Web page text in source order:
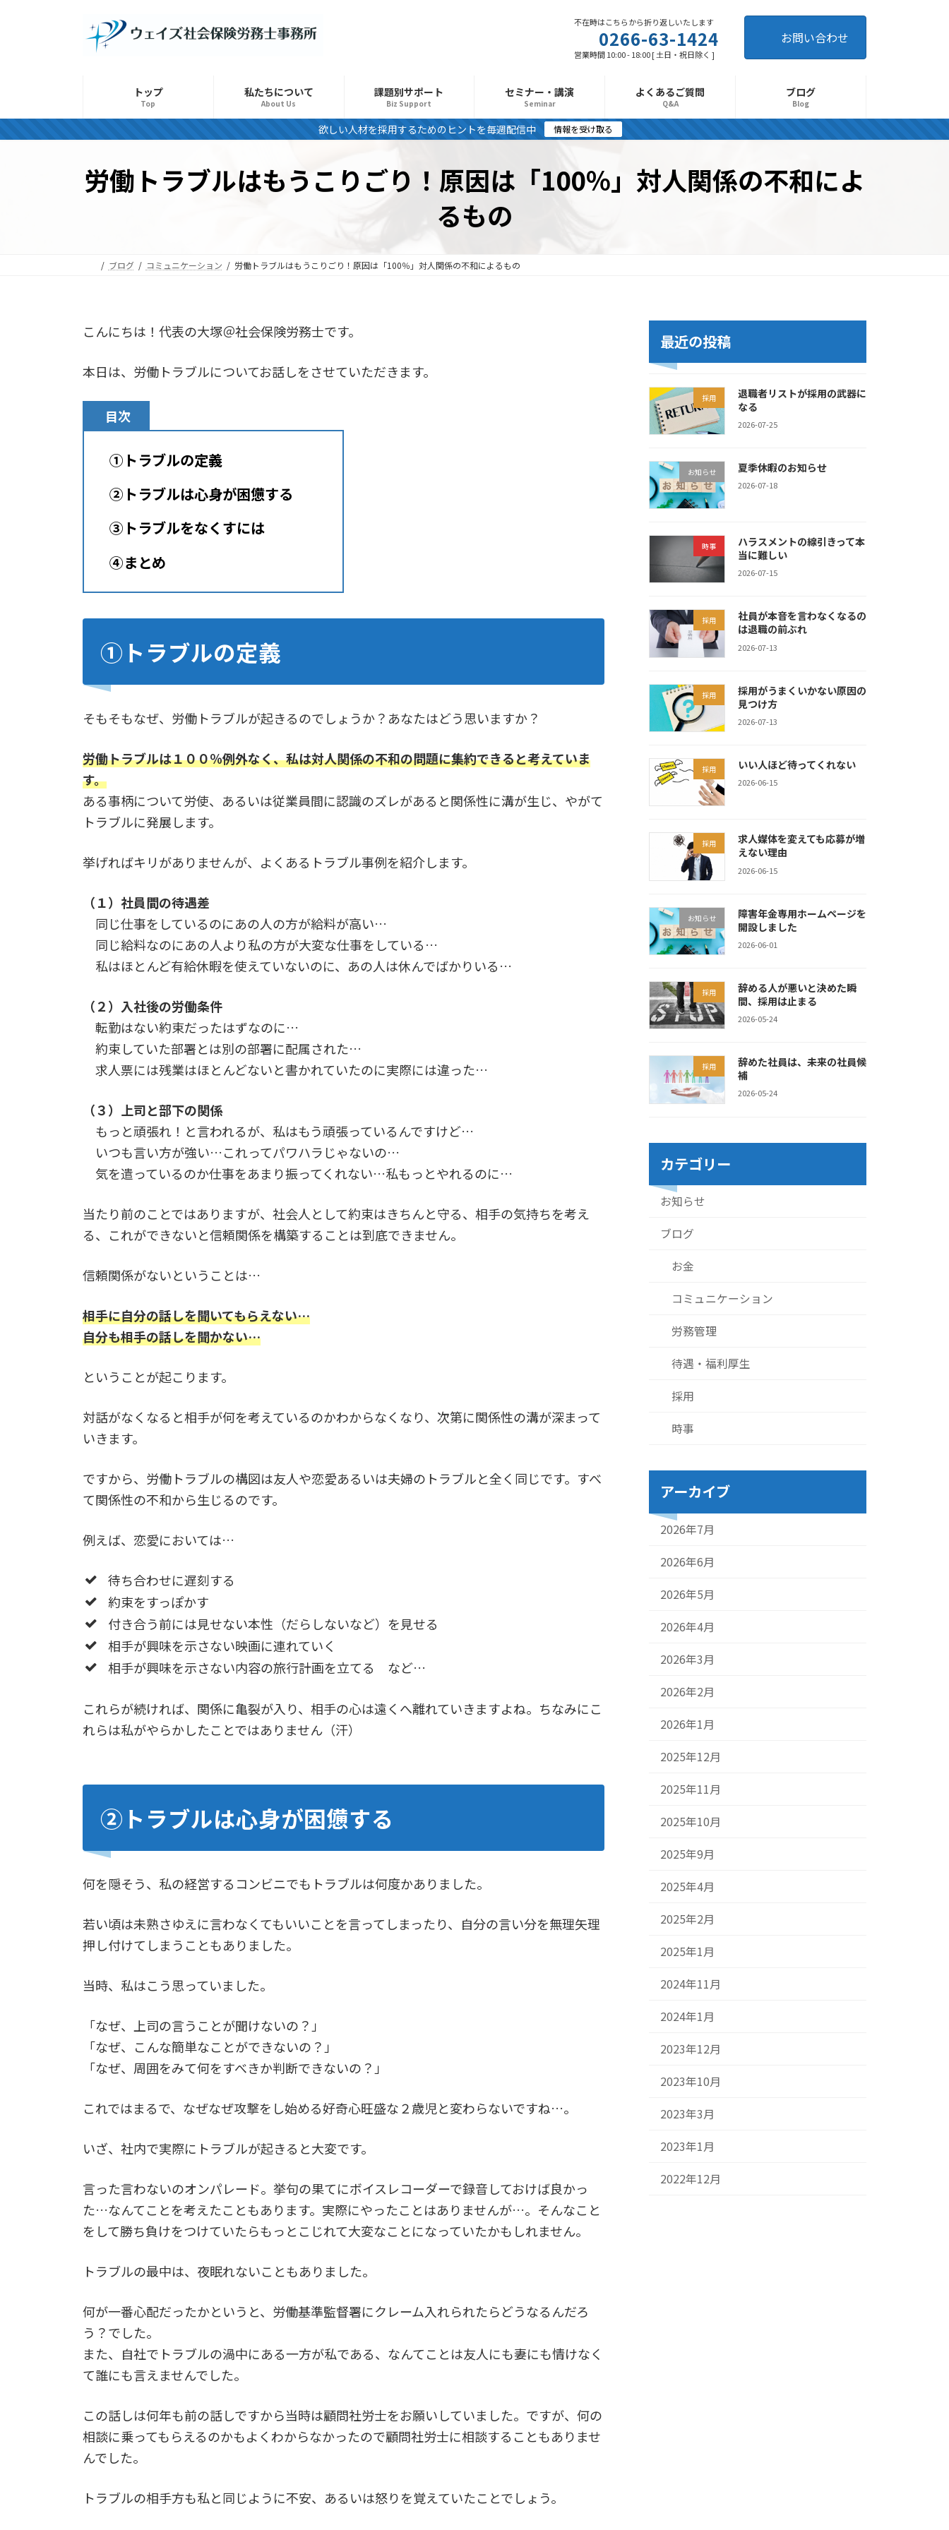
ス
キ
ン
に
不在時はこちらから折り返しいたします
0266-63-1424
営業時間 10:00 - 18:00 [ 土日・祝日除く ]
お問い合わせ
トップ
Top
私たちについて
About Us
課題別サポート
Biz Support
セミナー・講演
Seminar
よくあるご質問
Q&A
ブログ
Blog
欲しい人材を採用するためのヒントを毎週配信中 情報を受け取る
労働トラブルはもうこりごり！原因は「100％」対人関係の不和によ
るもの
ブログ コミュニケーション 労働トラブルはもうこりごり！原因は「100％」対人関係の不和によるもの
こんにちは！代表の大塚＠社会保険労務士です。
本日は、労働トラブルについてお話しをさせていただきます。
目次
①トラブルの定義
②トラブルは心身が困憊する
③トラブルをなくすには
④まとめ
①トラブルの定義
そもそもなぜ、労働トラブルが起きるのでしょうか？あなたはどう思いますか？
労働トラブルは１００％例外なく、私は対人関係の不和の問題に集約できると考えていま
す。
ある事柄について労使、あるいは従業員間に認識のズレがあると関係性に溝が生じ、やがて
トラブルに発展します。
挙げればキリがありませんが、よくあるトラブル事例を紹介します。
（１）社員間の待遇差
同じ仕事をしているのにあの人の方が給料が高い…
同じ給料なのにあの人より私の方が大変な仕事をしている…
私はほとんど有給休暇を使えていないのに、あの人は休んでばかりいる…
（２）入社後の労働条件
転勤はない約束だったはずなのに…
約束していた部署とは別の部署に配属された…
求人票には残業はほとんどないと書かれていたのに実際には違った…
（３）上司と部下の関係
もっと頑張れ！と言われるが、私はもう頑張っているんですけど…
いつも言い方が強い…これってパワハラじゃないの…
気を遣っているのか仕事をあまり振ってくれない…私もっとやれるのに…
当たり前のことではありますが、社会人として約束はきちんと守る、相手の気持ちを考え
る、これができないと信頼関係を構築することは到底できません。
信頼関係がないということは…
相手に自分の話しを聞いてもらえない…
自分も相手の話しを聞かない…
ということが起こります。
対話がなくなると相手が何を考えているのかわからなくなり、次第に関係性の溝が深まって
いきます。
ですから、労働トラブルの構図は友人や恋愛あるいは夫婦のトラブルと全く同じです。すべ
て関係性の不和から生じるのです。
例えば、恋愛においては…
待ち合わせに遅刻する
約束をすっぽかす
付き合う前には見せない本性（だらしないなど）を見せる
相手が興味を示さない映画に連れていく
相手が興味を示さない内容の旅行計画を立てる など…
これらが続ければ、関係に亀裂が入り、相手の心は遠くへ離れていきますよね。ちなみにこ
れらは私がやらかしたことではありません（汗）
②トラブルは心身が困憊する
何を隠そう、私の経営するコンビニでもトラブルは何度かありました。
若い頃は未熟さゆえに言わなくてもいいことを言ってしまったり、自分の言い分を無理矢理
押し付けてしまうこともありました。
当時、私はこう思っていました。
「なぜ、上司の言うことが聞けないの？」
「なぜ、こんな簡単なことができないの？」
「なぜ、周囲をみて何をすべきか判断できないの？」
これではまるで、なぜなぜ攻撃をし始める好奇心旺盛な２歳児と変わらないですね…。
いざ、社内で実際にトラブルが起きると大変です。
言った言わないのオンパレード。挙句の果てにボイスレコーダーで録音しておけば良かっ
た…なんてことを考えたこともあります。実際にやったことはありませんが…。そんなこと
をして勝ち負けをつけていたらもっとこじれて大変なことになっていたかもしれません。
トラブルの最中は、夜眠れないこともありました。
何が一番心配だったかというと、労働基準監督署にクレーム入れられたらどうなるんだろ
う？でした。
また、自社でトラブルの渦中にある一方が私である、なんてことは友人にも妻にも情けなく
て誰にも言えませんでした。
この話しは何年も前の話しですから当時は顧問社労士をお願いしていました。ですが、何の
相談に乗ってもらえるのかもよくわからなかったので顧問社労士に相談することもありませ
んでした。
トラブルの相手方も私と同じように不安、あるいは怒りを覚えていたことでしょう。
最近の投稿
採用
退職者リストが採用の武器に
なる
2026-07-25
お知らせ 夏季休暇のお知らせ
2026-07-18
時事
ハラスメントの線引きって本
当に難しい
2026-07-15
採用
社員が本音を言わなくなるの
は退職の前ぶれ
2026-07-13
採用
採用がうまくいかない原因の
見つけ方
2026-07-13
採用 いい人ほど待ってくれない
2026-06-15
採用
求人媒体を変えても応募が増
えない理由
2026-06-15
お知らせ
障害年金専用ホームページを
開設しました
2026-06-01
採用
辞める人が悪いと決めた瞬
間、採用は止まる
2026-05-24
採用
辞めた社員は、未来の社員候
補
2026-05-24
カテゴリー
お知らせ
ブログ
お金
コミュニケーション
労務管理
待遇・福利厚生
採用
時事
アーカイブ
2026年7月
2026年6月
2026年5月
2026年4月
2026年3月
2026年2月
2026年1月
2025年12月
2025年11月
2025年10月
2025年9月
2025年4月
2025年2月
2025年1月
2024年11月
2024年1月
2023年12月
2023年10月
2023年3月
2023年1月
2022年12月